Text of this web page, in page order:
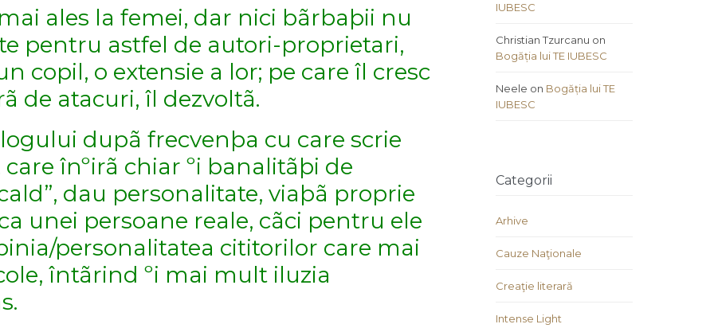
ales la femei, dar nici bãrbaþii nu
pentru astfel de autori-proprietari,
copil, o extensie a lor; pe care îl cresc
de atacuri, îl dezvoltã.
dupã frecvenþa cu care scrie
înºirã chiar ºi banalitãþi de
dau personalitate, viaþã proprie
unei persoane reale, cãci pentru ele
personalitatea cititorilor care mai
întãrind ºi mai mult iluzia
IUBESC
Christian Tzurcanu on
Bogăția lui TE IUBESC
Neele on Bogăția lui TE
IUBESC
Categorii
Arhive
Cauze Naţionale
Creaţie literară
Intense Light